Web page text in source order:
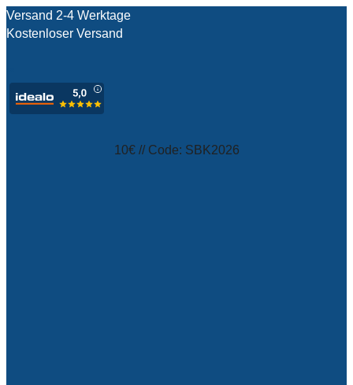
Versand 2-4 Werktage
Kostenloser Versand
10€ // Code: SBK2026